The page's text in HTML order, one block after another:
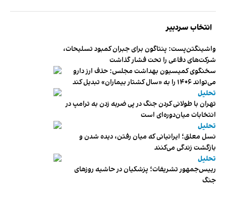
انتخاب سردبیر
واشینگتن‌پست: پنتاگون برای جبران کمبود تسلیحات،
شرکت‌های دفاعی را تحت فشار گذاشت
سخنگوی کمیسیون بهداشت مجلس: حذف ارز دارو
می‌تواند ۱۴۰۶ را به «سال کشتار بیماران» تبدیل کند
تحلیل
تهران با طولانی کردن جنگ در پی ضربه زدن به ترامپ در
انتخابات میان‌دوره‌ای است
تحلیل
نسل معلق؛ ایرانیانی که میان رفتن، دیده شدن و
بازگشت زندگی می‌کنند
تحلیل
رییس‌جمهور تشریفات؛ پزشکیان در حاشیه روزهای
جنگ